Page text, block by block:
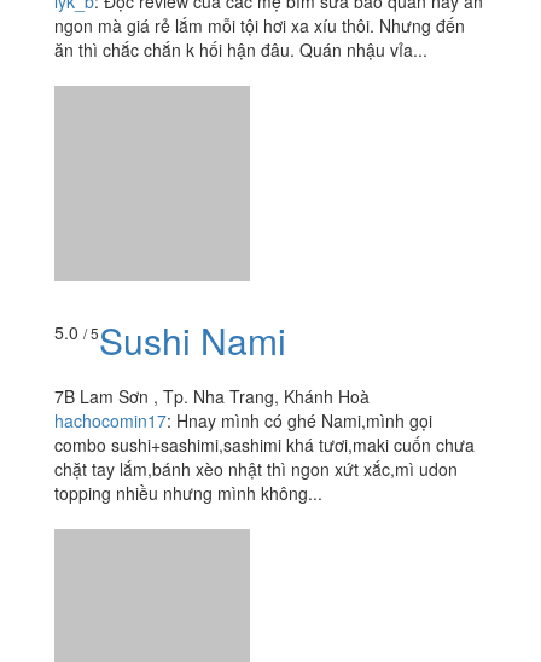
7B Lam Sơn , Tp. Nha Trang, Khánh Hoà
hachocomin17:Hnay mình có ghé Nami,mình gọi
Xem thêm
Ăn uống-
Du lịch-
Cưới hỏi -